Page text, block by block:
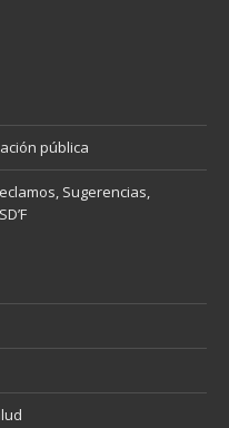
pública
Sugerencias,